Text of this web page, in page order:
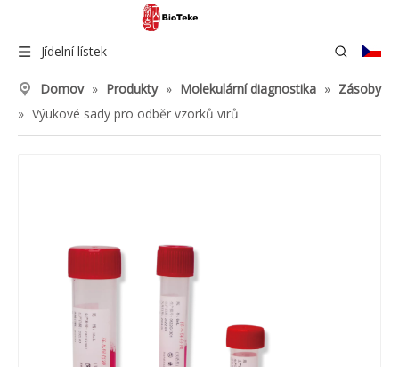
Jídelní lístek
Domov » Produkty » Molekulární diagnostika » Zásoby
» Výukové sady pro odběr vzorků virů